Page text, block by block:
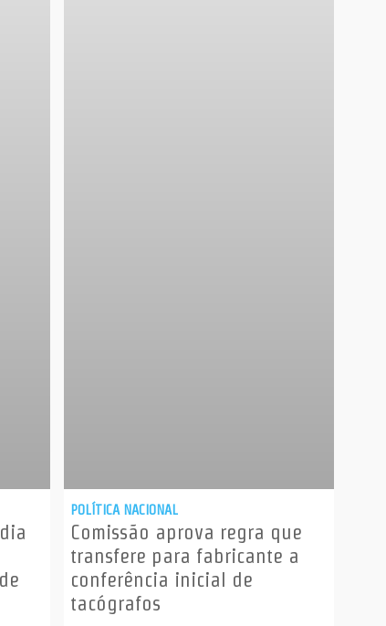
POLÍTICA NACIONAL
Comissão aprova regra que
transfere para fabricante a
conferência inicial de
tacógrafos